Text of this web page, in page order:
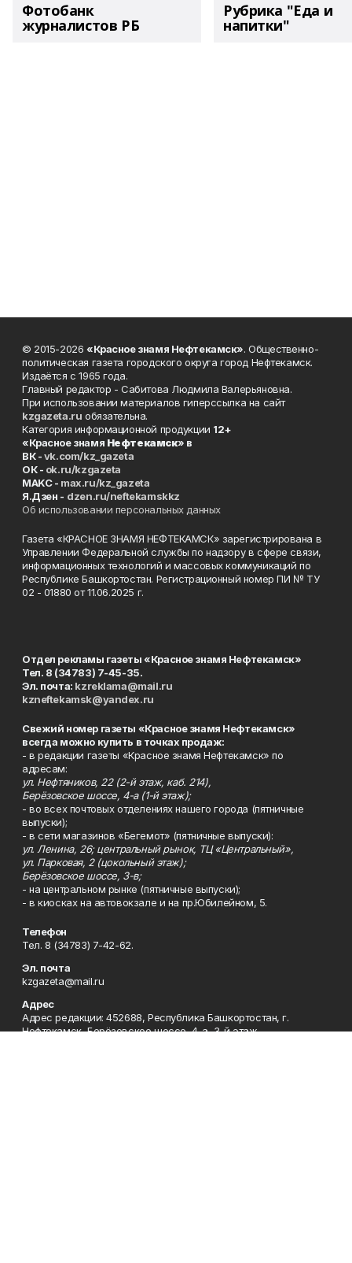
Фотобанк
журналистов РБ
Рубрика "Еда и
напитки"
© 2015-2026 «Красное знамя Нефтекамск». Общественно-
политическая газета городского округа город Нефтекамск.
Издаётся с 1965 года.
Главный редактор - Сабитова Людмила Валерьяновна.
При использовании материалов гиперссылка на сайт
kzgazeta.ru обязательна.
Категория информационной продукции 12+
«Красное знамя Нефтекамск» в
ВК -vk.com/kz_gazeta
ОК - ok.ru/kzgazeta
MAKC - max.ru/kz_gazeta
Я.Дзен - dzen.ru/neftekamskkz
Об использовании персональных данных
Газета «КРАСНОЕ ЗНАМЯ НЕФТЕКАМСК» зарегистрирована в
Управлении Федеральной службы по надзору в сфере связи,
информационных технологий и массовых коммуникаций по
Республике Башкортостан. Регистрационный номер ПИ № ТУ
02 - 01880 от 11.06.2025 г.
Отдел рекламы газеты «Красное знамя Нефтекамск»
Тел. 8 (34783) 7-45-35.
Эл. почта: kzreklama@mail.ru
kzneftekamsk@yandex.ru
Свежий номер газеты «Красное знамя Нефтекамск»
всегда можно купить в точках продаж:
- в редакции газеты «Красное знамя Нефтекамск» по
адресам:
ул. Нефтяников, 22 (2-й этаж, каб. 214),
Берёзовское шоссе, 4-а (1-й этаж);
- во всех почтовых отделениях нашего города (пятничные
выпуски);
- в сети магазинов «Бегемот» (пятничные выпуски):
ул. Ленина, 26; центральный рынок, ТЦ «Центральный»,
ул. Парковая, 2 (цокольный этаж);
Берёзовское шоссе, 3-в;
- на центральном рынке (пятничные выпуски);
- в киосках на автовокзале и на пр.Юбилейном, 5.
Телефон
Тел. 8 (34783) 7-42-62.
Эл. почта
kzgazeta@mail.ru
Адрес
Адрес редакции: 452688, Республика Башкортостан, г.
Нефтекамск, Берёзовское шоссе, 4-а, 3-й этаж.